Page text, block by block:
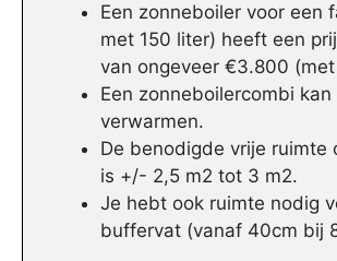
Een zonneboiler voor een
met 150 liter) heeft een
van ongeveer €3.800
Een zonneboilercombi kan
verwarmen.
De benodigde vrije ruimte
is +/- 2,5 m2 tot 3 m2.
Je hebt ook ruimte nodig
buffervat (vanaf 40cm bij